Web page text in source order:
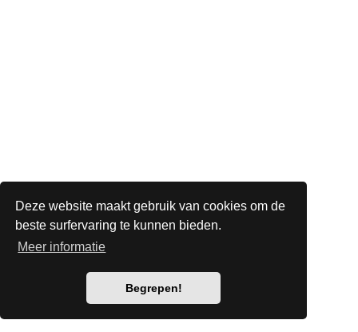
Deze website maakt gebruik van cookies om de
beste surfervaring te kunnen bieden.
Meer informatie
Begrepen!